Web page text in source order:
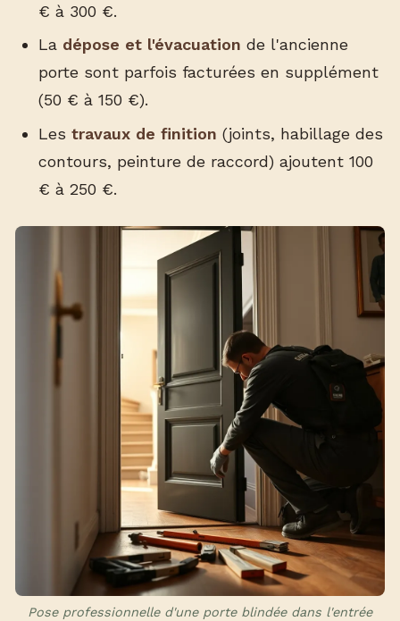
€ à 300 €.
La dépose et l'évacuation de l'ancienne
porte sont parfois facturées en supplément
(50 € à 150 €).
Les travaux de finition (joints, habillage des
contours, peinture de raccord) ajoutent 100
€ à 250 €.
Pose professionnelle d'une porte blindée dans l'entrée